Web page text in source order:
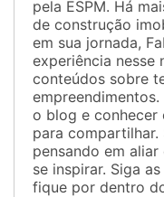
pela ESPM. Há
de construção
em sua jornada,
experiência nesse
conteúdos sobre
o blog e conhecer
para
pensando em
se inspirar. Siga
fique por dentro